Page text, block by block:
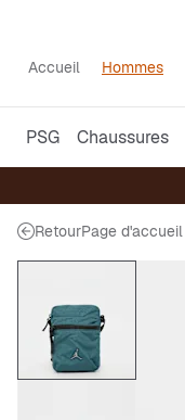
Accueil Hommes
PSG Chaussures
RetourPage d'accueil